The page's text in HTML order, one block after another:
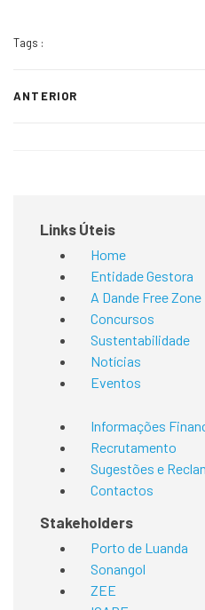
Tags :
ANTERIOR
Links Úteis
Home
Entidade Gestora
A Dande Free Zone
Concursos
Sustentabilidade
Notícias
Eventos
Informações
Recrutamento
Sugestões e
Contactos
Stakeholders
Porto de Luanda
Sonangol
ZEE